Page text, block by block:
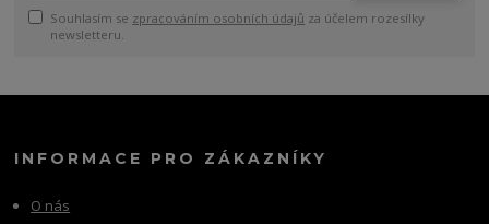
Souhlasím se zpracováním osobních údajů za účelem rozesílky
newsletteru.
INFORMACE PRO ZÁKAZNÍKY
O nás